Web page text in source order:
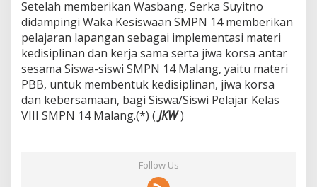
Setelah memberikan Wasbang, Serka Suyitno
didampingi Waka Kesiswaan SMPN 14 memberikan
pelajaran lapangan sebagai implementasi materi
kedisiplinan dan kerja sama serta jiwa korsa antar
sesama Siswa-siswi SMPN 14 Malang, yaitu materi
PBB, untuk membentuk kedisiplinan, jiwa korsa
dan kebersamaan, bagi Siswa/Siswi Pelajar Kelas
VIII SMPN 14 Malang.(*) ( JKW)
Follow Us